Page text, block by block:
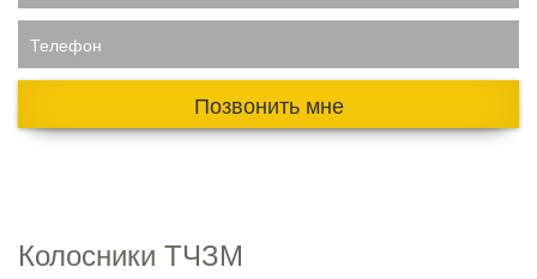
Телефон
Позвонить мне
Колосники ТЧЗМ